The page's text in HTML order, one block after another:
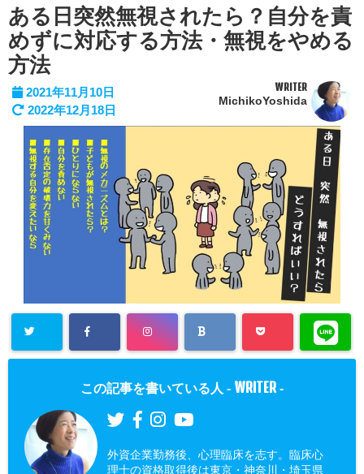
ある日突然無視されたら？自分を責
めずに対応する方法・無視をやめる
方法
2021年11月10日
2022年12月18日
WRITER
MichikoYoshida
この記事を書いている人 - WRITER -
外資企業勤務後、心理臨床を志す。臨床心
理士の資格取得後は東京・神奈川・埼玉県